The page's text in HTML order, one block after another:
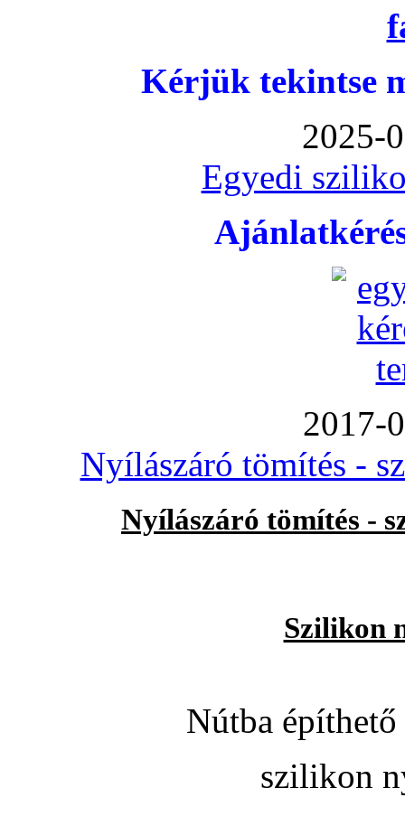
Kérjük tekintse
2025-
Egyedi
2017-
Nyílászáró tömítés -
Nyílászáró tömítés -
Szilikon
Nútba
szilikon